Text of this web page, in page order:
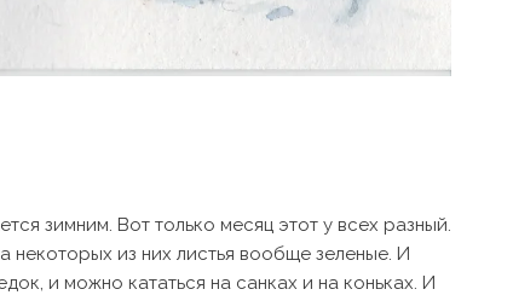
зимним. Вот только месяц этот у всех разный.
некоторых из них листья вообще зеленые. И
и можно кататься на санках и на коньках. И